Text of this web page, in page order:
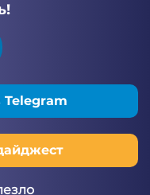
Telegram